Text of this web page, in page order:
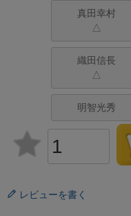
真田幸村
△
織田信長
△
明智光秀
レビューを書く